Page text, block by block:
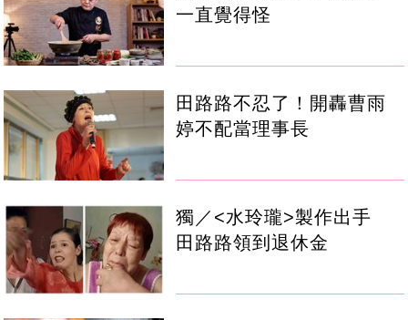
一直覺得怪
田路路不忍了！開轟曹雨
婷不配當理事長
獨／<水玲瓏>製作出手
田路路領到退休金